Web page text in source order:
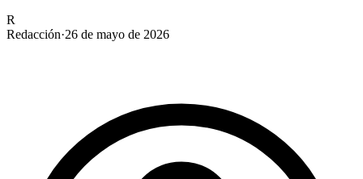
R
Redacción·26 de mayo de 2026